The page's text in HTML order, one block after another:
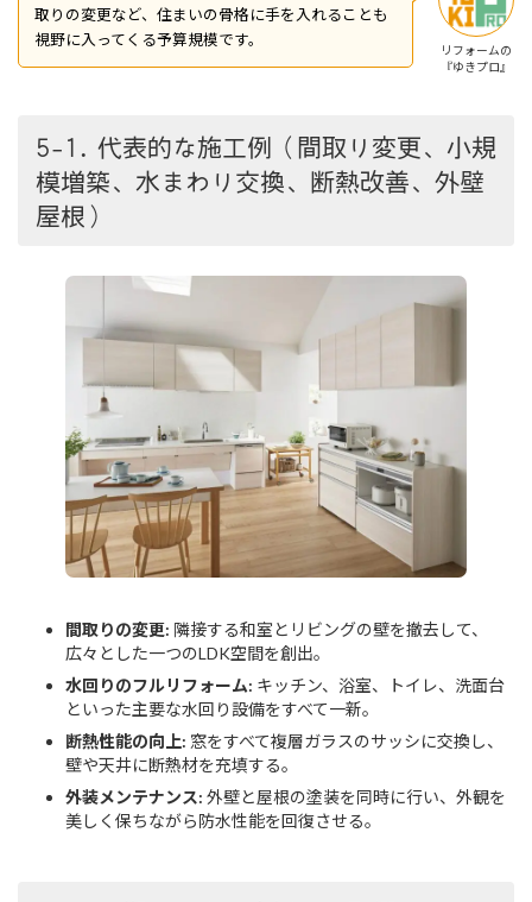
リフォームの
『ゆきプロ』
取りの変更など、住まいの骨格に手を入れることも
視野に入ってくる予算規模です。
5-1. 代表的な施工例（間取り変更、小規
模増築、水まわり交換、断熱改善、外壁
屋根）
間取りの変更: 隣接する和室とリビングの壁を撤去して、
広々とした一つのLDK空間を創出。
水回りのフルリフォーム: キッチン、浴室、トイレ、洗面台
といった主要な水回り設備をすべて一新。
断熱性能の向上: 窓をすべて複層ガラスのサッシに交換し、
壁や天井に断熱材を充填する。
外装メンテナンス: 外壁と屋根の塗装を同時に行い、外観を
美しく保ちながら防水性能を回復させる。